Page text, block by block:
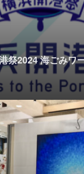
祭2024 海ごみワ